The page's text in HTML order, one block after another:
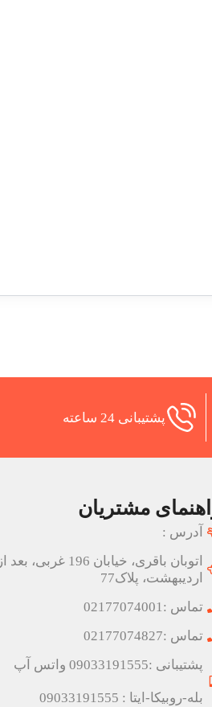
پشتیبانی 24 ساعته
مشتریان
آدرس :
اتوبان باقری، خیابان 196 غربی، بعد از
اردیبهشت، پلاک77
تماس :02177074001
تماس :02177074827
پشتیبانی :09033191555 واتس آپ
بله-روبیکا-ایتا : 09033191555